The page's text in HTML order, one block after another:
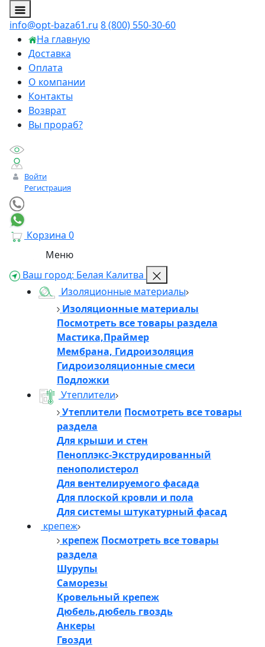
info@opt-baza61.ru 8 (800) 550-30-60
На главную
Доставка
Оплата
О компании
Контакты
Возврат
Вы прораб?
Войти
Регистрация
Корзина 0
Меню
Ваш город: Белая Калитва
Изоляционные материалы
Изоляционные материалы
Посмотреть все товары раздела
Мастика,Праймер
Мембрана, Гидроизоляция
Гидроизоляционные смеси
Подложки
Утеплители
Утеплители Посмотреть все товары
раздела
Для крыши и стен
Пеноплэкс-Экструдированный
пенополистерол
Для вентелируемого фасада
Для плоской кровли и пола
Для системы штукатурный фасад
крепеж
крепеж Посмотреть все товары
раздела
Шурупы
Саморезы
Кровельный крепеж
Дюбель,дюбель гвоздь
Анкеры
Гвозди
Личный менеджер
👋
Добро пожаловать!
Напишите нам, и мы обязательно вам ответим